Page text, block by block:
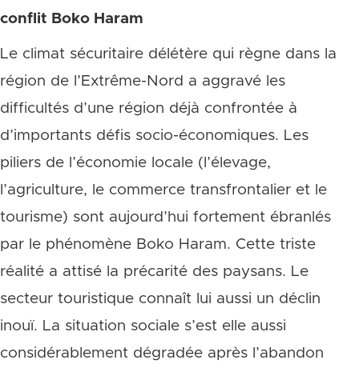
conflit Boko Haram
Le climat sécuritaire délétère qui règne dans la
région de l’Extrême-Nord a aggravé les
difficultés d’une région déjà confrontée à
d’importants défis socio-économiques. Les
piliers de l’économie locale (l’élevage,
l’agriculture, le commerce transfrontalier et le
tourisme) sont aujourd’hui fortement ébranlés
par le phénomène Boko Haram. Cette triste
réalité a attisé la précarité des paysans. Le
secteur touristique connaît lui aussi un déclin
inouï. La situation sociale s’est elle aussi
considérablement dégradée après l’abandon